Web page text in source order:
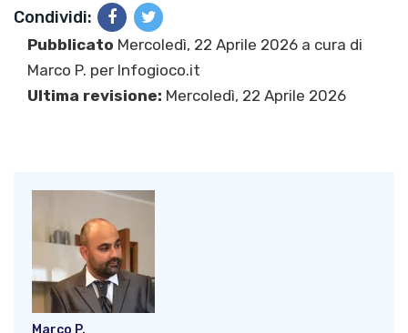
Condividi:
Pubblicato Mercoledì, 22 Aprile 2026 a cura di
Marco P. per Infogioco.it
Ultima revisione: Mercoledì, 22 Aprile 2026
Marco P.